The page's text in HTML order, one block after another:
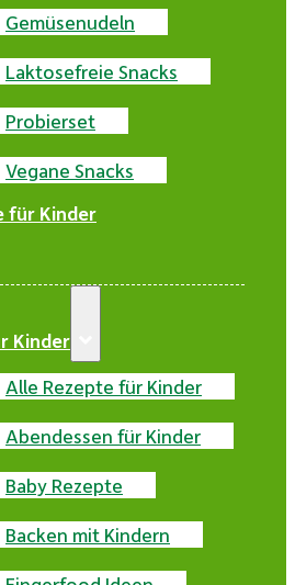
Gemüsenudeln
Laktosefreie Snacks
Probierset
Vegane Snacks
für Kinder
Kinder
Alle Rezepte für Kinder
Abendessen für Kinder
Baby Rezepte
Backen mit Kindern